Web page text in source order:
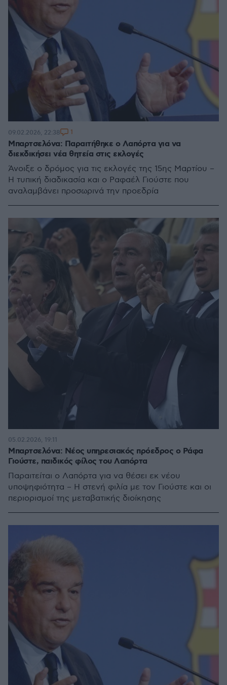
Μπαρτσελόνα: Παραιτήθηκε ο Λαπόρτα για να
διεκδικήσει νέα θητεία στις εκλογές
Άνοιξε ο δρόμος για τις εκλογές της 15ης Μαρτίου –
Η τυπική διαδικασία και ο Ραφαέλ Γιούστε που
αναλαμβάνει προσωρινά την προεδρία
09.02.2026, 22:38 1
Μπαρτσελόνα: Νέος υπηρεσιακός πρόεδρος ο Ράφα
Γιούστε, παιδικός φίλος του Λαπόρτα
Παραιτείται ο Λαπόρτα για να θέσει εκ νέου
υποψηφιότητα – Η στενή φιλία με τον Γιούστε και οι
περιορισμοί της μεταβατικής διοίκησης
05.02.2026, 19:11